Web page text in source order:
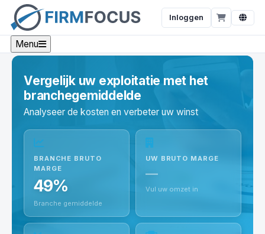
Inloggen
Menu
Vergelijk uw exploitatie met het
branchegemiddelde
Analyseer de kosten en verbeter uw winst
BRANCHE BRUTO
MARGE
49%
Branche gemiddelde
UW BRUTO MARGE
—
Vul uw omzet in